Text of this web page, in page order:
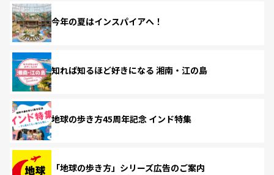
今年の夏はインスパイアへ！
知れば知るほど好きになる 湘南・江の島
地球の歩き方45周年記念 インド特集
「地球の歩き方」シリーズ広告のご案内